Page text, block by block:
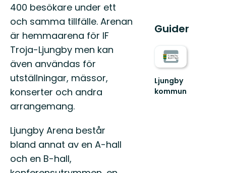
400 besökare under ett
och samma tillfälle. Arenan
är hemmaarena för IF
Troja-Ljungby men kan
även användas för
utställningar, mässor,
konserter och andra
arrangemang.
Ljungby Arena består
bland annat av en A-hall
och en B-hall,
Guider
Ljungby
kommun